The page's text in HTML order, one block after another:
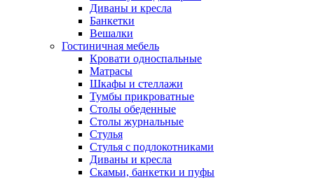
Диваны и кресла
Банкетки
Вешалки
Гостиничная мебель
Кровати односпальные
Матрасы
Шкафы и стеллажи
Тумбы прикроватные
Столы обеденные
Столы журнальные
Стулья
Стулья с подлокотниками
Диваны и кресла
Скамьи, банкетки и пуфы